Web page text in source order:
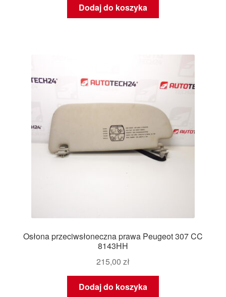
Dodaj do koszyka
Osłona przeciwsłoneczna prawa Peugeot 307 CC
8143HH
215,00 zł
Dodaj do koszyka